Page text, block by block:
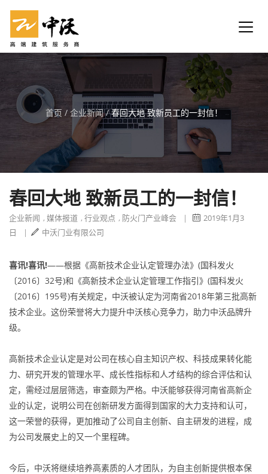
首页 / 企业新闻/春回大地 致新员工的一封信！
春回大地 致新员工的一封信！
企业新闻 , 媒体报道 , 行业观点 , 防火门产业峰会 |
2019年1月3
日
| 中沃门业有限公司
喜讯!喜讯!——根据《高新技术企业认定管理办法》(国科发火
〔2016〕32号)和《高新技术企业认定管理工作指引》(国科发火
〔2016〕195号)有关规定，中沃被认定为河南省2018年第三批高新
技术企业。这份荣誉将大力提升中沃核心竞争力，助力中沃品牌升
级。
高新技术企业认定是对公司在核心自主知识产权、科技成果转化能
力、研究开发的管理水平、成长性指标和人才结构的综合评估和认
定，需经过层层筛选，审查颇为严格。中沃能够获得河南省高新企
业的认定，说明公司在创新研发方面得到国家的大力支持和认可，
这一荣誉的获得，更加推动了公司自主创新、自主研发的进程，成
为公司发展史上的又一个里程碑。
今后，中沃将继续培养高素质的人才团队，为自主创新提供根本保